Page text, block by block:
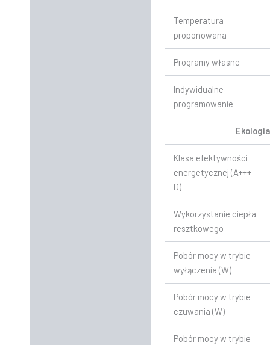
Temperatura
proponowana
Programy własne
Indywidualne
programowanie
Ekologia
Klasa efektywności
energetycznej (A+++ –
D)
Wykorzystanie ciepła
resztkowego
Pobór mocy w trybie
wyłączenia (W)
Pobór mocy w trybie
czuwania (W)
Pobór mocy w trybie